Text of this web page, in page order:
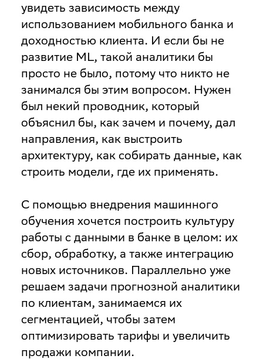
увидеть зависимость между
использованием мобильного банка и
доходностью клиента. И если бы не
развитие ML, такой аналитики бы
просто не было, потому что никто не
занимался бы этим вопросом. Нужен
был некий проводник, который
объяснил бы, как зачем и почему, дал
направления, как выстроить
архитектуру, как собирать данные, как
строить модели, где их применять.
С помощью внедрения машинного
обучения хочется построить культуру
работы с данными в банке в целом: их
сбор, обработку, а также интеграцию
новых источников. Параллельно уже
решаем задачи прогнозной аналитики
по клиентам, занимаемся их
сегментацией, чтобы затем
оптимизировать тарифы и увеличить
продажи компании.